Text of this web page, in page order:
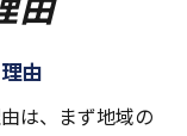
由
は、まず地域の